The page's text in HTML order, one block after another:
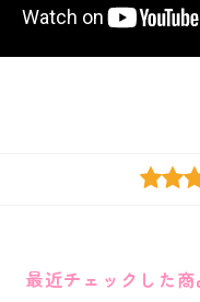
最近チェックした商